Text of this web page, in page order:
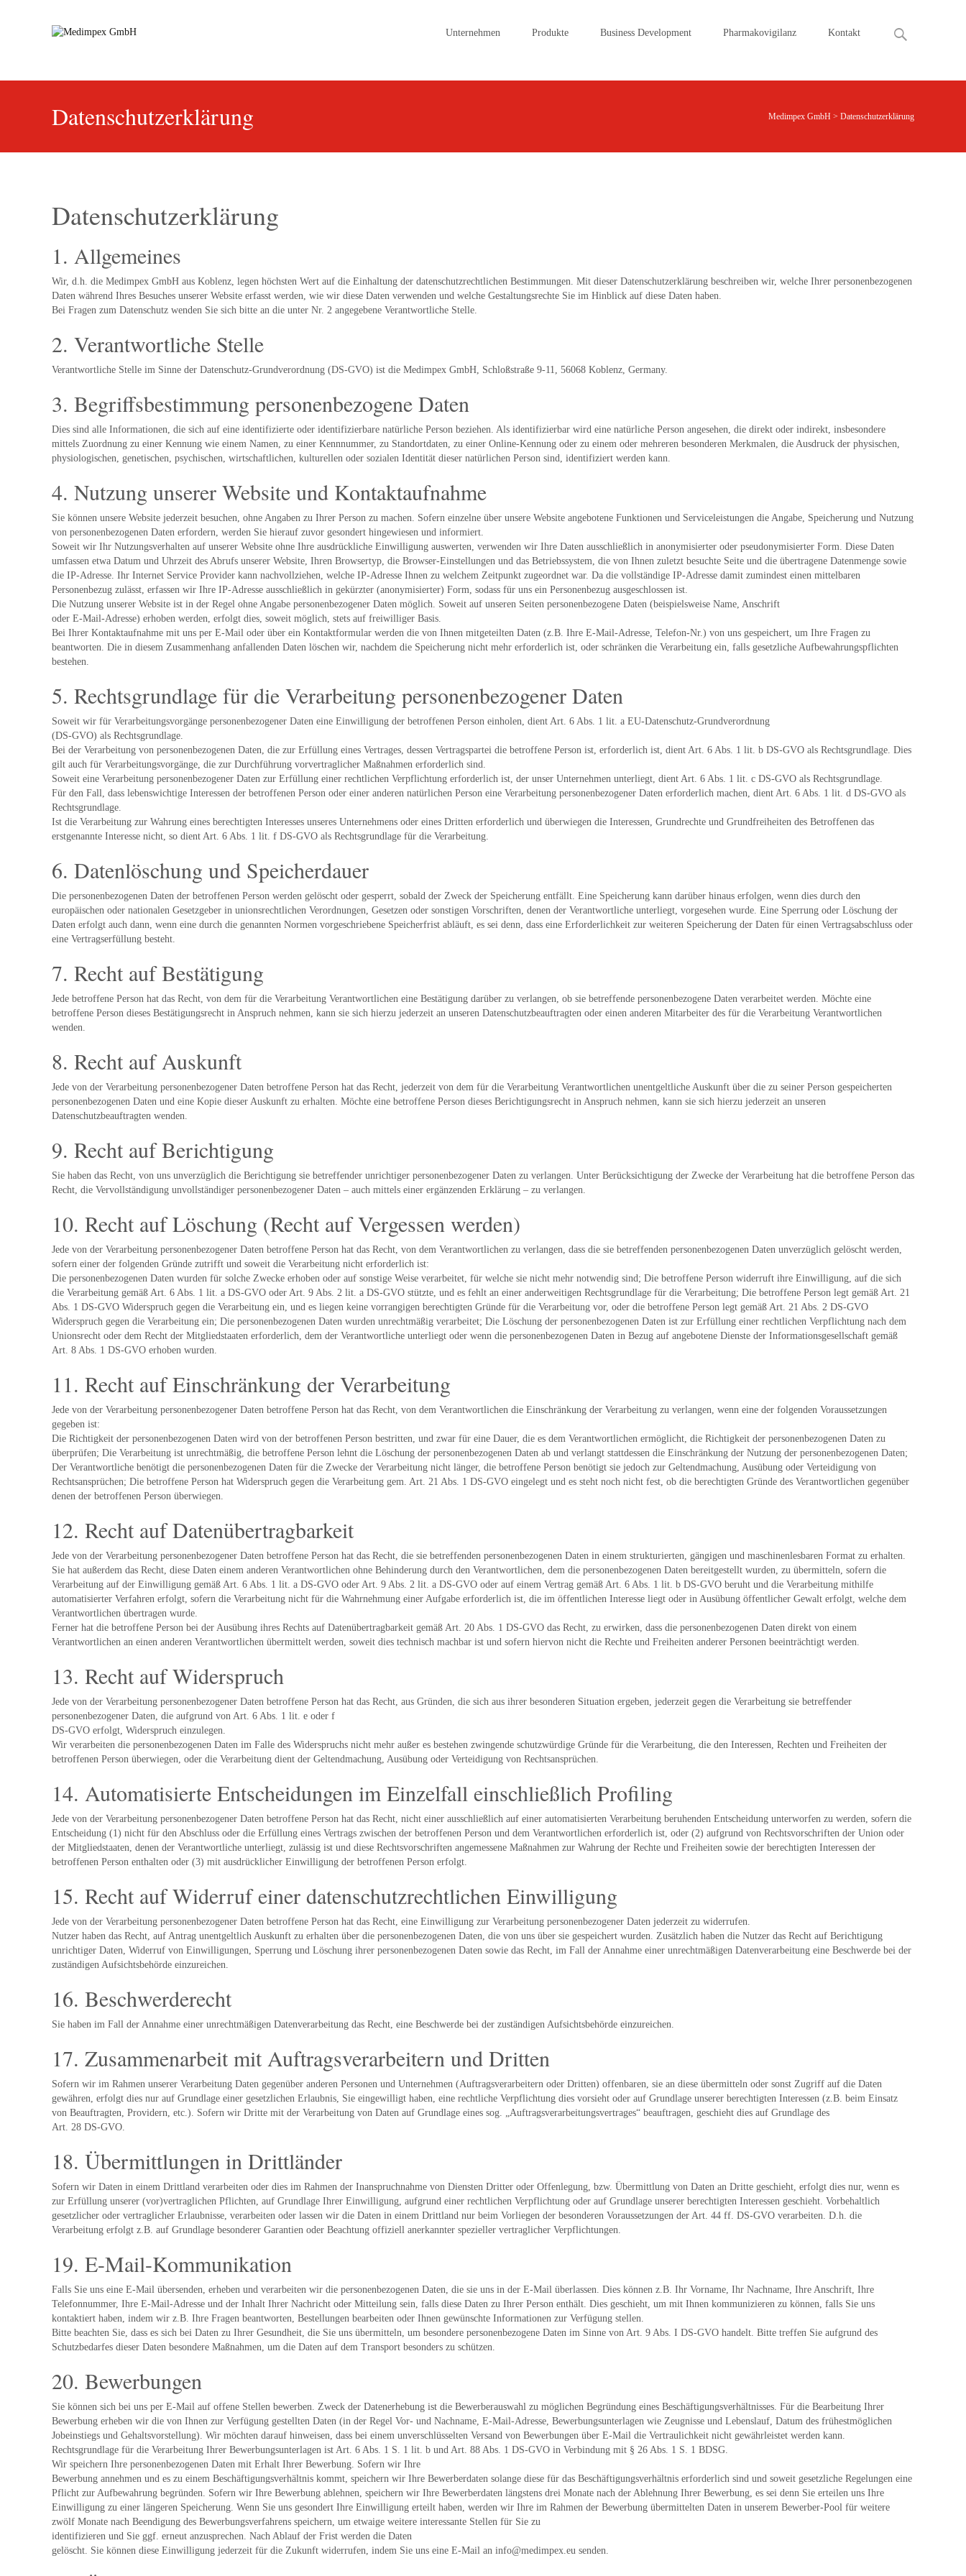
content
Unternehmen Produkte Business Development Pharmakovigilanz Kontakt
Search
for:
Datenschutzerklärung Medimpex GmbH > Datenschutzerklärung
Datenschutzerklärung
1. Allgemeines
Wir, d.h. die Medimpex GmbH aus Koblenz, legen höchsten Wert auf die Einhaltung der datenschutzrechtlichen Bestimmungen. Mit dieser Datenschutzerklärung beschreiben wir, welche Ihrer personenbezogenen
Daten während Ihres Besuches unserer Website erfasst werden, wie wir diese Daten verwenden und welche Gestaltungsrechte Sie im Hinblick auf diese Daten haben.
Bei Fragen zum Datenschutz wenden Sie sich bitte an die unter Nr. 2 angegebene Verantwortliche Stelle.
2. Verantwortliche Stelle
Verantwortliche Stelle im Sinne der Datenschutz-Grundverordnung (DS-GVO) ist die Medimpex GmbH, Schloßstraße 9-11, 56068 Koblenz, Germany.
3. Begriffsbestimmung personenbezogene Daten
Dies sind alle Informationen, die sich auf eine identifizierte oder identifizierbare natürliche Person beziehen. Als identifizierbar wird eine natürliche Person angesehen, die direkt oder indirekt, insbesondere
mittels Zuordnung zu einer Kennung wie einem Namen, zu einer Kennnummer, zu Standortdaten, zu einer Online-Kennung oder zu einem oder mehreren besonderen Merkmalen, die Ausdruck der physischen,
physiologischen, genetischen, psychischen, wirtschaftlichen, kulturellen oder sozialen Identität dieser natürlichen Person sind, identifiziert werden kann.
4. Nutzung unserer Website und Kontaktaufnahme
Sie können unsere Website jederzeit besuchen, ohne Angaben zu Ihrer Person zu machen. Sofern einzelne über unsere Website angebotene Funktionen und Serviceleistungen die Angabe, Speicherung und Nutzung
von personenbezogenen Daten erfordern, werden Sie hierauf zuvor gesondert hingewiesen und informiert.
Soweit wir Ihr Nutzungsverhalten auf unserer Website ohne Ihre ausdrückliche Einwilligung auswerten, verwenden wir Ihre Daten ausschließlich in anonymisierter oder pseudonymisierter Form. Diese Daten
umfassen etwa Datum und Uhrzeit des Abrufs unserer Website, Ihren Browsertyp, die Browser-Einstellungen und das Betriebssystem, die von Ihnen zuletzt besuchte Seite und die übertragene Datenmenge sowie
die IP-Adresse. Ihr Internet Service Provider kann nachvollziehen, welche IP-Adresse Ihnen zu welchem Zeitpunkt zugeordnet war. Da die vollständige IP-Adresse damit zumindest einen mittelbaren
Personenbezug zulässt, erfassen wir Ihre IP-Adresse ausschließlich in gekürzter (anonymisierter) Form, sodass für uns ein Personenbezug ausgeschlossen ist.
Die Nutzung unserer Website ist in der Regel ohne Angabe personenbezogener Daten möglich. Soweit auf unseren Seiten personenbezogene Daten (beispielsweise Name, Anschrift
oder E-Mail-Adresse) erhoben werden, erfolgt dies, soweit möglich, stets auf freiwilliger Basis.
Bei Ihrer Kontaktaufnahme mit uns per E-Mail oder über ein Kontaktformular werden die von Ihnen mitgeteilten Daten (z.B. Ihre E-Mail-Adresse, Telefon-Nr.) von uns gespeichert, um Ihre Fragen zu
beantworten. Die in diesem Zusammenhang anfallenden Daten löschen wir, nachdem die Speicherung nicht mehr erforderlich ist, oder schränken die Verarbeitung ein, falls gesetzliche Aufbewahrungspflichten
bestehen.
5. Rechtsgrundlage für die Verarbeitung personenbezogener Daten
Soweit wir für Verarbeitungsvorgänge personenbezogener Daten eine Einwilligung der betroffenen Person einholen, dient Art. 6 Abs. 1 lit. a EU-Datenschutz-Grundverordnung
(DS-GVO) als Rechtsgrundlage.
Bei der Verarbeitung von personenbezogenen Daten, die zur Erfüllung eines Vertrages, dessen Vertragspartei die betroffene Person ist, erforderlich ist, dient Art. 6 Abs. 1 lit. b DS-GVO als Rechtsgrundlage. Dies
gilt auch für Verarbeitungsvorgänge, die zur Durchführung vorvertraglicher Maßnahmen erforderlich sind.
Soweit eine Verarbeitung personenbezogener Daten zur Erfüllung einer rechtlichen Verpflichtung erforderlich ist, der unser Unternehmen unterliegt, dient Art. 6 Abs. 1 lit. c DS-GVO als Rechtsgrundlage.
Für den Fall, dass lebenswichtige Interessen der betroffenen Person oder einer anderen natürlichen Person eine Verarbeitung personenbezogener Daten erforderlich machen, dient Art. 6 Abs. 1 lit. d DS-GVO als
Rechtsgrundlage.
Ist die Verarbeitung zur Wahrung eines berechtigten Interesses unseres Unternehmens oder eines Dritten erforderlich und überwiegen die Interessen, Grundrechte und Grundfreiheiten des Betroffenen das
erstgenannte Interesse nicht, so dient Art. 6 Abs. 1 lit. f DS-GVO als Rechtsgrundlage für die Verarbeitung.
6. Datenlöschung und Speicherdauer
Die personenbezogenen Daten der betroffenen Person werden gelöscht oder gesperrt, sobald der Zweck der Speicherung entfällt. Eine Speicherung kann darüber hinaus erfolgen, wenn dies durch den
europäischen oder nationalen Gesetzgeber in unionsrechtlichen Verordnungen, Gesetzen oder sonstigen Vorschriften, denen der Verantwortliche unterliegt, vorgesehen wurde. Eine Sperrung oder Löschung der
Daten erfolgt auch dann, wenn eine durch die genannten Normen vorgeschriebene Speicherfrist abläuft, es sei denn, dass eine Erforderlichkeit zur weiteren Speicherung der Daten für einen Vertragsabschluss oder
eine Vertragserfüllung besteht.
7. Recht auf Bestätigung
Jede betroffene Person hat das Recht, von dem für die Verarbeitung Verantwortlichen eine Bestätigung darüber zu verlangen, ob sie betreffende personenbezogene Daten verarbeitet werden. Möchte eine
betroffene Person dieses Bestätigungsrecht in Anspruch nehmen, kann sie sich hierzu jederzeit an unseren Datenschutzbeauftragten oder einen anderen Mitarbeiter des für die Verarbeitung Verantwortlichen
wenden.
8. Recht auf Auskunft
Jede von der Verarbeitung personenbezogener Daten betroffene Person hat das Recht, jederzeit von dem für die Verarbeitung Verantwortlichen unentgeltliche Auskunft über die zu seiner Person gespeicherten
personenbezogenen Daten und eine Kopie dieser Auskunft zu erhalten. Möchte eine betroffene Person dieses Berichtigungsrecht in Anspruch nehmen, kann sie sich hierzu jederzeit an unseren
Datenschutzbeauftragten wenden.
9. Recht auf Berichtigung
Sie haben das Recht, von uns unverzüglich die Berichtigung sie betreffender unrichtiger personenbezogener Daten zu verlangen. Unter Berücksichtigung der Zwecke der Verarbeitung hat die betroffene Person das
Recht, die Vervollständigung unvollständiger personenbezogener Daten – auch mittels einer ergänzenden Erklärung – zu verlangen.
10. Recht auf Löschung (Recht auf Vergessen werden)
Jede von der Verarbeitung personenbezogener Daten betroffene Person hat das Recht, von dem Verantwortlichen zu verlangen, dass die sie betreffenden personenbezogenen Daten unverzüglich gelöscht werden,
sofern einer der folgenden Gründe zutrifft und soweit die Verarbeitung nicht erforderlich ist:
Die personenbezogenen Daten wurden für solche Zwecke erhoben oder auf sonstige Weise verarbeitet, für welche sie nicht mehr notwendig sind; Die betroffene Person widerruft ihre Einwilligung, auf die sich
die Verarbeitung gemäß Art. 6 Abs. 1 lit. a DS-GVO oder Art. 9 Abs. 2 lit. a DS-GVO stützte, und es fehlt an einer anderweitigen Rechtsgrundlage für die Verarbeitung; Die betroffene Person legt gemäß Art. 21
Abs. 1 DS-GVO Widerspruch gegen die Verarbeitung ein, und es liegen keine vorrangigen berechtigten Gründe für die Verarbeitung vor, oder die betroffene Person legt gemäß Art. 21 Abs. 2 DS-GVO
Widerspruch gegen die Verarbeitung ein; Die personenbezogenen Daten wurden unrechtmäßig verarbeitet; Die Löschung der personenbezogenen Daten ist zur Erfüllung einer rechtlichen Verpflichtung nach dem
Unionsrecht oder dem Recht der Mitgliedstaaten erforderlich, dem der Verantwortliche unterliegt oder wenn die personenbezogenen Daten in Bezug auf angebotene Dienste der Informationsgesellschaft gemäß
Art. 8 Abs. 1 DS-GVO erhoben wurden.
11. Recht auf Einschränkung der Verarbeitung
Jede von der Verarbeitung personenbezogener Daten betroffene Person hat das Recht, von dem Verantwortlichen die Einschränkung der Verarbeitung zu verlangen, wenn eine der folgenden Voraussetzungen
gegeben ist:
Die Richtigkeit der personenbezogenen Daten wird von der betroffenen Person bestritten, und zwar für eine Dauer, die es dem Verantwortlichen ermöglicht, die Richtigkeit der personenbezogenen Daten zu
überprüfen; Die Verarbeitung ist unrechtmäßig, die betroffene Person lehnt die Löschung der personenbezogenen Daten ab und verlangt stattdessen die Einschränkung der Nutzung der personenbezogenen Daten;
Der Verantwortliche benötigt die personenbezogenen Daten für die Zwecke der Verarbeitung nicht länger, die betroffene Person benötigt sie jedoch zur Geltendmachung, Ausübung oder Verteidigung von
Rechtsansprüchen; Die betroffene Person hat Widerspruch gegen die Verarbeitung gem. Art. 21 Abs. 1 DS-GVO eingelegt und es steht noch nicht fest, ob die berechtigten Gründe des Verantwortlichen gegenüber
denen der betroffenen Person überwiegen.
12. Recht auf Datenübertragbarkeit
Jede von der Verarbeitung personenbezogener Daten betroffene Person hat das Recht, die sie betreffenden personenbezogenen Daten in einem strukturierten, gängigen und maschinenlesbaren Format zu erhalten.
Sie hat außerdem das Recht, diese Daten einem anderen Verantwortlichen ohne Behinderung durch den Verantwortlichen, dem die personenbezogenen Daten bereitgestellt wurden, zu übermitteln, sofern die
Verarbeitung auf der Einwilligung gemäß Art. 6 Abs. 1 lit. a DS-GVO oder Art. 9 Abs. 2 lit. a DS-GVO oder auf einem Vertrag gemäß Art. 6 Abs. 1 lit. b DS-GVO beruht und die Verarbeitung mithilfe
automatisierter Verfahren erfolgt, sofern die Verarbeitung nicht für die Wahrnehmung einer Aufgabe erforderlich ist, die im öffentlichen Interesse liegt oder in Ausübung öffentlicher Gewalt erfolgt, welche dem
Verantwortlichen übertragen wurde.
Ferner hat die betroffene Person bei der Ausübung ihres Rechts auf Datenübertragbarkeit gemäß Art. 20 Abs. 1 DS-GVO das Recht, zu erwirken, dass die personenbezogenen Daten direkt von einem
Verantwortlichen an einen anderen Verantwortlichen übermittelt werden, soweit dies technisch machbar ist und sofern hiervon nicht die Rechte und Freiheiten anderer Personen beeinträchtigt werden.
13. Recht auf Widerspruch
Jede von der Verarbeitung personenbezogener Daten betroffene Person hat das Recht, aus Gründen, die sich aus ihrer besonderen Situation ergeben, jederzeit gegen die Verarbeitung sie betreffender
personenbezogener Daten, die aufgrund von Art. 6 Abs. 1 lit. e oder f
DS-GVO erfolgt, Widerspruch einzulegen.
Wir verarbeiten die personenbezogenen Daten im Falle des Widerspruchs nicht mehr außer es bestehen zwingende schutzwürdige Gründe für die Verarbeitung, die den Interessen, Rechten und Freiheiten der
betroffenen Person überwiegen, oder die Verarbeitung dient der Geltendmachung, Ausübung oder Verteidigung von Rechtsansprüchen.
14. Automatisierte Entscheidungen im Einzelfall einschließlich Profiling
Jede von der Verarbeitung personenbezogener Daten betroffene Person hat das Recht, nicht einer ausschließlich auf einer automatisierten Verarbeitung beruhenden Entscheidung unterworfen zu werden, sofern die
Entscheidung (1) nicht für den Abschluss oder die Erfüllung eines Vertrags zwischen der betroffenen Person und dem Verantwortlichen erforderlich ist, oder (2) aufgrund von Rechtsvorschriften der Union oder
der Mitgliedstaaten, denen der Verantwortliche unterliegt, zulässig ist und diese Rechtsvorschriften angemessene Maßnahmen zur Wahrung der Rechte und Freiheiten sowie der berechtigten Interessen der
betroffenen Person enthalten oder (3) mit ausdrücklicher Einwilligung der betroffenen Person erfolgt.
15. Recht auf Widerruf einer datenschutzrechtlichen Einwilligung
Jede von der Verarbeitung personenbezogener Daten betroffene Person hat das Recht, eine Einwilligung zur Verarbeitung personenbezogener Daten jederzeit zu widerrufen.
Nutzer haben das Recht, auf Antrag unentgeltlich Auskunft zu erhalten über die personenbezogenen Daten, die von uns über sie gespeichert wurden. Zusätzlich haben die Nutzer das Recht auf Berichtigung
unrichtiger Daten, Widerruf von Einwilligungen, Sperrung und Löschung ihrer personenbezogenen Daten sowie das Recht, im Fall der Annahme einer unrechtmäßigen Datenverarbeitung eine Beschwerde bei der
zuständigen Aufsichtsbehörde einzureichen.
16. Beschwerderecht
Sie haben im Fall der Annahme einer unrechtmäßigen Datenverarbeitung das Recht, eine Beschwerde bei der zuständigen Aufsichtsbehörde einzureichen.
17. Zusammenarbeit mit Auftragsverarbeitern und Dritten
Sofern wir im Rahmen unserer Verarbeitung Daten gegenüber anderen Personen und Unternehmen (Auftragsverarbeitern oder Dritten) offenbaren, sie an diese übermitteln oder sonst Zugriff auf die Daten
gewähren, erfolgt dies nur auf Grundlage einer gesetzlichen Erlaubnis, Sie eingewilligt haben, eine rechtliche Verpflichtung dies vorsieht oder auf Grundlage unserer berechtigten Interessen (z.B. beim Einsatz
von Beauftragten, Providern, etc.). Sofern wir Dritte mit der Verarbeitung von Daten auf Grundlage eines sog. „Auftragsverarbeitungsvertrages“ beauftragen, geschieht dies auf Grundlage des
Art. 28 DS-GVO.
18. Übermittlungen in Drittländer
Sofern wir Daten in einem Drittland verarbeiten oder dies im Rahmen der Inanspruchnahme von Diensten Dritter oder Offenlegung, bzw. Übermittlung von Daten an Dritte geschieht, erfolgt dies nur, wenn es
zur Erfüllung unserer (vor)vertraglichen Pflichten, auf Grundlage Ihrer Einwilligung, aufgrund einer rechtlichen Verpflichtung oder auf Grundlage unserer berechtigten Interessen geschieht. Vorbehaltlich
gesetzlicher oder vertraglicher Erlaubnisse, verarbeiten oder lassen wir die Daten in einem Drittland nur beim Vorliegen der besonderen Voraussetzungen der Art. 44 ff. DS-GVO verarbeiten. D.h. die
Verarbeitung erfolgt z.B. auf Grundlage besonderer Garantien oder Beachtung offiziell anerkannter spezieller vertraglicher Verpflichtungen.
19. E-Mail-Kommunikation
Falls Sie uns eine E-Mail übersenden, erheben und verarbeiten wir die personenbezogenen Daten, die sie uns in der E-Mail überlassen. Dies können z.B. Ihr Vorname, Ihr Nachname, Ihre Anschrift, Ihre
Telefonnummer, Ihre E-Mail-Adresse und der Inhalt Ihrer Nachricht oder Mitteilung sein, falls diese Daten zu Ihrer Person enthält. Dies geschieht, um mit Ihnen kommunizieren zu können, falls Sie uns
kontaktiert haben, indem wir z.B. Ihre Fragen beantworten, Bestellungen bearbeiten oder Ihnen gewünschte Informationen zur Verfügung stellen.
Bitte beachten Sie, dass es sich bei Daten zu Ihrer Gesundheit, die Sie uns übermitteln, um besondere personenbezogene Daten im Sinne von Art. 9 Abs. I DS-GVO handelt. Bitte treffen Sie aufgrund des
Schutzbedarfes dieser Daten besondere Maßnahmen, um die Daten auf dem Transport besonders zu schützen.
20. Bewerbungen
Sie können sich bei uns per E-Mail auf offene Stellen bewerben. Zweck der Datenerhebung ist die Bewerberauswahl zu möglichen Begründung eines Beschäftigungsverhältnisses. Für die Bearbeitung Ihrer
Bewerbung erheben wir die von Ihnen zur Verfügung gestellten Daten (in der Regel Vor- und Nachname, E-Mail-Adresse, Bewerbungsunterlagen wie Zeugnisse und Lebenslauf, Datum des frühestmöglichen
Jobeinstiegs und Gehaltsvorstellung). Wir möchten darauf hinweisen, dass bei einem unverschlüsselten Versand von Bewerbungen über E-Mail die Vertraulichkeit nicht gewährleistet werden kann.
Rechtsgrundlage für die Verarbeitung Ihrer Bewerbungsunterlagen ist Art. 6 Abs. 1 S. 1 lit. b und Art. 88 Abs. 1 DS-GVO in Verbindung mit § 26 Abs. 1 S. 1 BDSG.
Wir speichern Ihre personenbezogenen Daten mit Erhalt Ihrer Bewerbung. Sofern wir Ihre
Bewerbung annehmen und es zu einem Beschäftigungsverhältnis kommt, speichern wir Ihre Bewerberdaten solange diese für das Beschäftigungsverhältnis erforderlich sind und soweit gesetzliche Regelungen eine
Pflicht zur Aufbewahrung begründen. Sofern wir Ihre Bewerbung ablehnen, speichern wir Ihre Bewerberdaten längstens drei Monate nach der Ablehnung Ihrer Bewerbung, es sei denn Sie erteilen uns Ihre
Einwilligung zu einer längeren Speicherung. Wenn Sie uns gesondert Ihre Einwilligung erteilt haben, werden wir Ihre im Rahmen der Bewerbung übermittelten Daten in unserem Bewerber-Pool für weitere
zwölf Monate nach Beendigung des Bewerbungsverfahrens speichern, um etwaige weitere interessante Stellen für Sie zu
identifizieren und Sie ggf. erneut anzusprechen. Nach Ablauf der Frist werden die Daten
gelöscht. Sie können diese Einwilligung jederzeit für die Zukunft widerrufen, indem Sie uns eine E-Mail an info@medimpex.eu senden.